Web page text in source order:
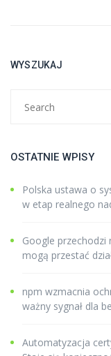
WYSZUKAJ
OSTATNIE WPISY
Polska ustawa o
w etap realnego
Google przechodzi
mogą przestać
npm wzmacnia
ważny sygnał dla
Automatyzacja